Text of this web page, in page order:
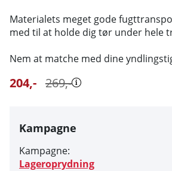
Materialets meget gode
med til at holde dig tør under hele
Nem at matche med dine
269,-
204,-
Kampagne
Kampagne:
Lageroprydning